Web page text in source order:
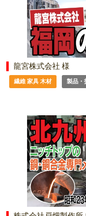
龍宮株式会社 様
繊維 家具 木材 製品・